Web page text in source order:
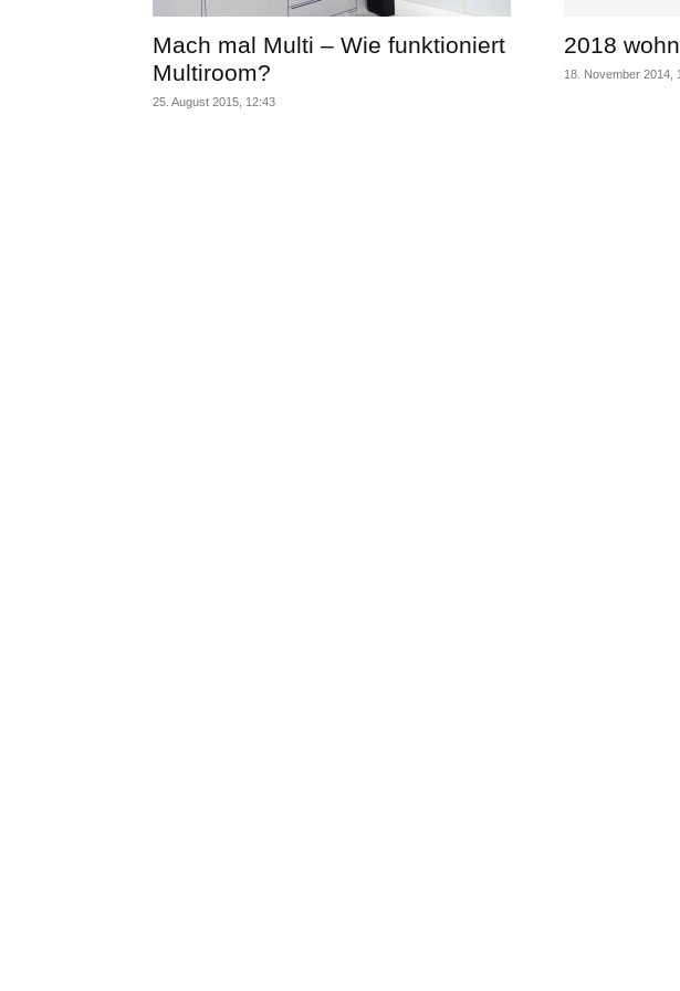
Mach mal Multi – Wie funktioniert
Multiroom?
25. August 2015, 12:43
2018
18. November 2014,